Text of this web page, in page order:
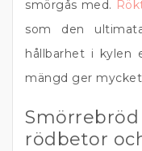
smörgås med.
som den
hållbarhet i kylen
mängd ger
rödbetor